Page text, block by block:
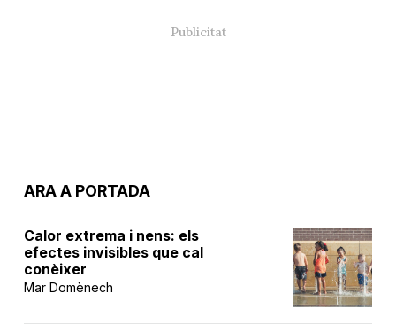
ARA A PORTADA
Calor extrema i nens: els
efectes invisibles que cal
conèixer
Mar Domènech